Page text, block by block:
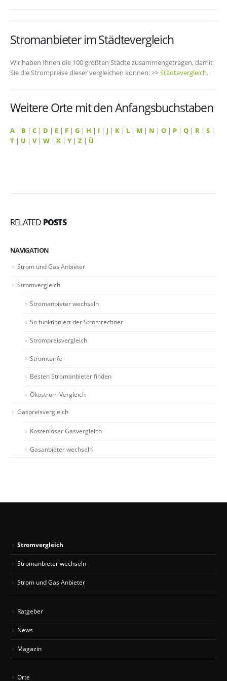
Stromanbieter im Städtevergleich
Wir haben Ihnen die 100 größten Städte zusammengetragen, damit
Sie die Strompreise dieser vergleichen können: >>Städtevergleich.
Weitere Orte mit den Anfangsbuchstaben
A | B | C | D | E | F | G | H | I | J | K | L | M | N | O | P | Q | R | S |
T | U | V| W | X | Y | Z | Ü
RELATED POSTS
NAVIGATION
Strom und Gas Anbieter
Stromvergleich
Stromanbieter wechseln
So funktioniert der Stromrechner
Strompreisvergleich
Stromtarife
Besten Stromanbieter finden
Ökostrom Vergleich
Gaspreisvergleich
Kostenloser Gasvergleich
Gasanbieter wechseln
Stromvergleich
Stromanbieter wechseln
Strom und Gas Anbieter
Ratgeber
News
Magazin
Orte